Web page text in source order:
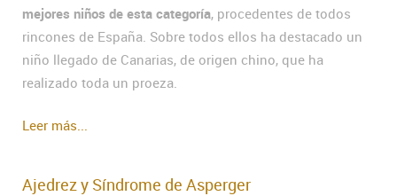
mejores niños de esta categoría, procedentes de todos
rincones de España. Sobre todos ellos ha destacado un
niño llegado de Canarias, de origen chino, que ha
realizado toda un proeza.
Leer más...
Ajedrez y Síndrome de Asperger